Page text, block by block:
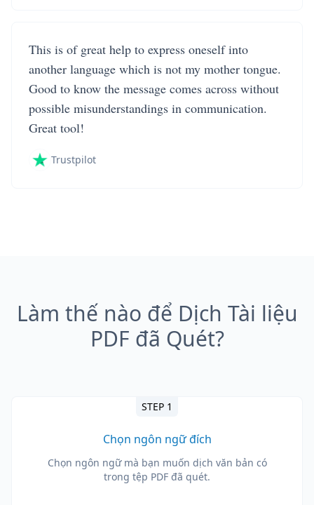
This is of great help to express oneself into
another language which is not my mother tongue.
Good to know the message comes across without
possible misunderstandings in communication.
Great tool!
Trustpilot
Làm thế nào để Dịch Tài liệu
PDF đã Quét?
STEP 1
Chọn ngôn ngữ đích
Chọn ngôn ngữ mà bạn muốn dịch văn bản có
trong tệp PDF đã quét.